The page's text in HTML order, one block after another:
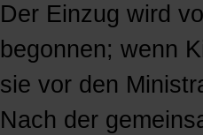
Der Einzug wird
begonnen; wenn
sie vor den
Nach der